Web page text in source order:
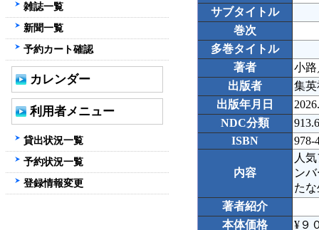
サブタイトル
巻次
多巻タイトル
著者
小
出版者
集英
出版年月日
NDC分類
913.6
ISBN
978-
内容
人
ン
た
著者紹介
本体価格
¥９
雑誌一覧
新聞一覧
予約カート確認
カレンダー
利用者メニュー
貸出状況一覧
予約状況一覧
登録情報変更